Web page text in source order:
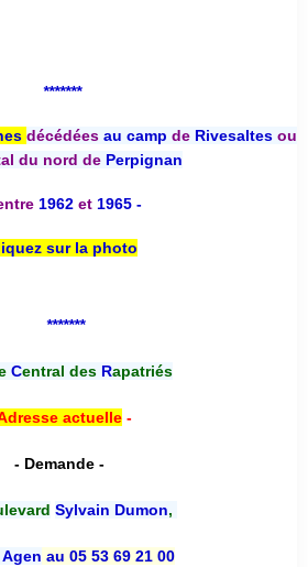
*******
décédées au camp deRivesaltesou
du nord de Perpignan
1962 et 1965 -
sur la photo
*******
Central desRapatriés
actuelle-
- Demande -
Sylvain Dumon,
Agen au 05 53 69 21 00